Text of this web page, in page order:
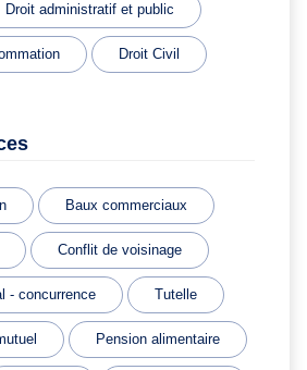
Droit administratif et public
Droit Civil
Baux commerciaux
Conflit de voisinage
- concurrence Tutelle
Pension alimentaire